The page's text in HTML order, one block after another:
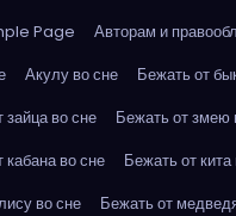
Page
Авторам и
Акулу во сне
Бежать от
зайца во сне
Бежать от змею
кабана во сне
Бежать от кита
во сне
Бежать от